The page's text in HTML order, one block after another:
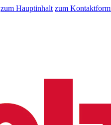
zum Hauptinhalt zum